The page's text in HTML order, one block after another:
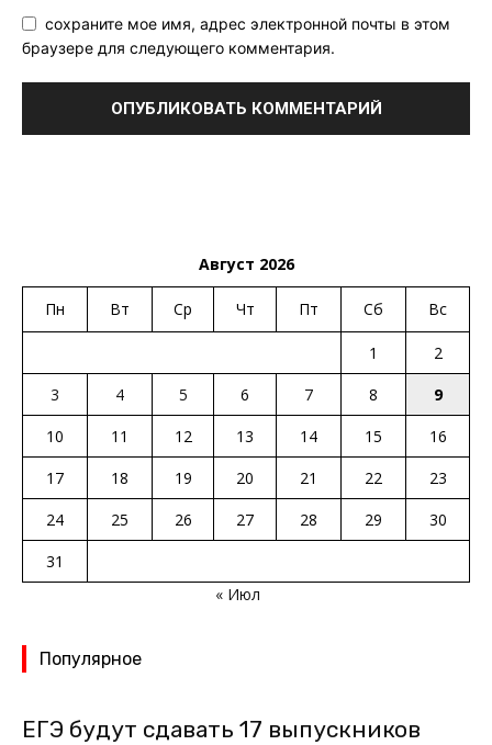
сохраните мое имя, адрес электронной почты в этом
браузере для следующего комментария.
Август 2026
Пн Вт Ср Чт Пт Сб Вс
1
2
3
4 5 6 7 8
9
10
11 12 13 14 15
16
17
18 19 20 21 22
23
24
25 26 27 28 29
30
31
« Июл
Популярное
ЕГЭ будут сдавать 17 выпускников